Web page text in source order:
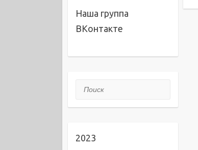
Наша группа
ВКонтакте
Поиск
2023